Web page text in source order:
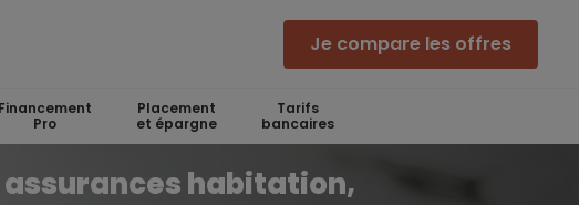
Je compare les offres
Financement
Pro
Placement
et épargne
Tarifs
bancaires
habitation,